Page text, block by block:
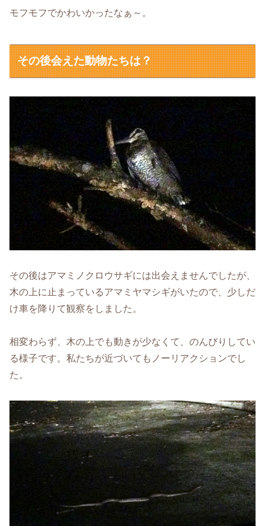
モフモフでかわいかったなぁ～。
その後会えた動物たちは？
その後はアマミノクロウサギには出会えませんでしたが、
木の上に止まっているアマミヤマシギがいたので、少しだ
け車を降りて観察をしました。
相変わらず、木の上でも動きが少なくて、のんびりしてい
る様子です。私たちが近づいてもノーリアクションでし
た。